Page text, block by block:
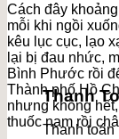
Thanh
Thanh toán
Cách đây
mỗi khi ngồi
kêu lục cục, lạo
lại bị đau nhức,
Bình Phước rồi
Thành phố Hồ
nhưng không
thuốc nam rồi